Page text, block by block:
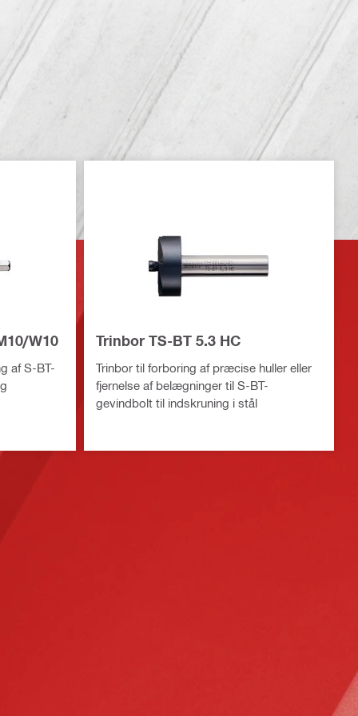
W10
af S-BT-
Trinbor TS-BT 5.3 HC
Trinbor til forboring af præcise huller eller
fjernelse af belægninger til S-BT-
gevindbolt til indskruning i stål